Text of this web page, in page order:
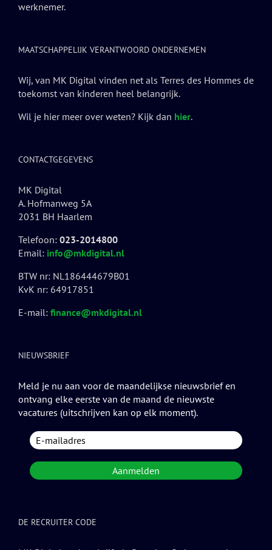
werknemer.
MAATSCHAPPELIJK VERANTWOORD ONDERNEMEN
Wij, van MK Digital vinden net als Terres des Hommes de
toekomst van kinderen heel belangrijk.
Wil je hier meer over weten? Kijk dan hier.
CONTACTGEGEVENS
MK Digital
A. Hofmanweg 5A
2031 BH Haarlem
Telefoon: 023-2014800
Email: info@mkdigital.nl
BTW nr: NL186444679B01
KvK nr: 64917851
E-mail: finance@mkdigital.nl
NIEUWSBRIEF
Meld je nu aan voor de maandelijkse nieuwsbrief en
ontvang elke eerste van de maand de nieuwste
vacatures (uitschrijven kan op elk moment).
DE RECRUITER CODE